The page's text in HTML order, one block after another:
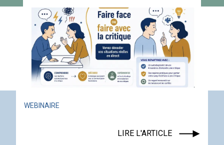
WEBINAIRE
LIRE L'ARTICLE